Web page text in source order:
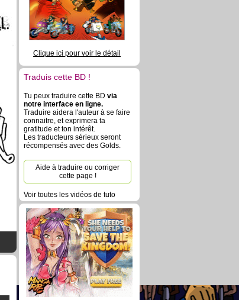
Clique ici pour voir le détail
Traduis cette BD !
Tu peux traduire cette BD via
notre interface en ligne.
Traduire aidera l'auteur à se faire
connaitre, et exprimera ta
gratitude et ton intérêt.
Les traducteurs sérieux seront
récompensés avec des Golds.
Aide à traduire ou corriger
cette page !
Voir toutes les vidéos de tuto